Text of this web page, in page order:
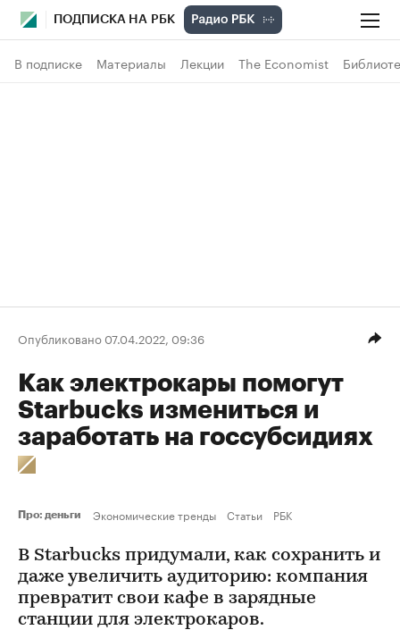
ПОДПИСКА НА РБК
В подписке Материалы Лекции The Economist
Опубликовано 07.04.2022, 09:36
Как электрокары помогут
Starbucks измениться и
заработать на госсубсидиях
Про: деньги Экономические тренды Статьи РБК
В Starbucks придумали, как сохранить и
даже увеличить аудиторию: компания
превратит свои кафе в зарядные
станции для электрокаров.